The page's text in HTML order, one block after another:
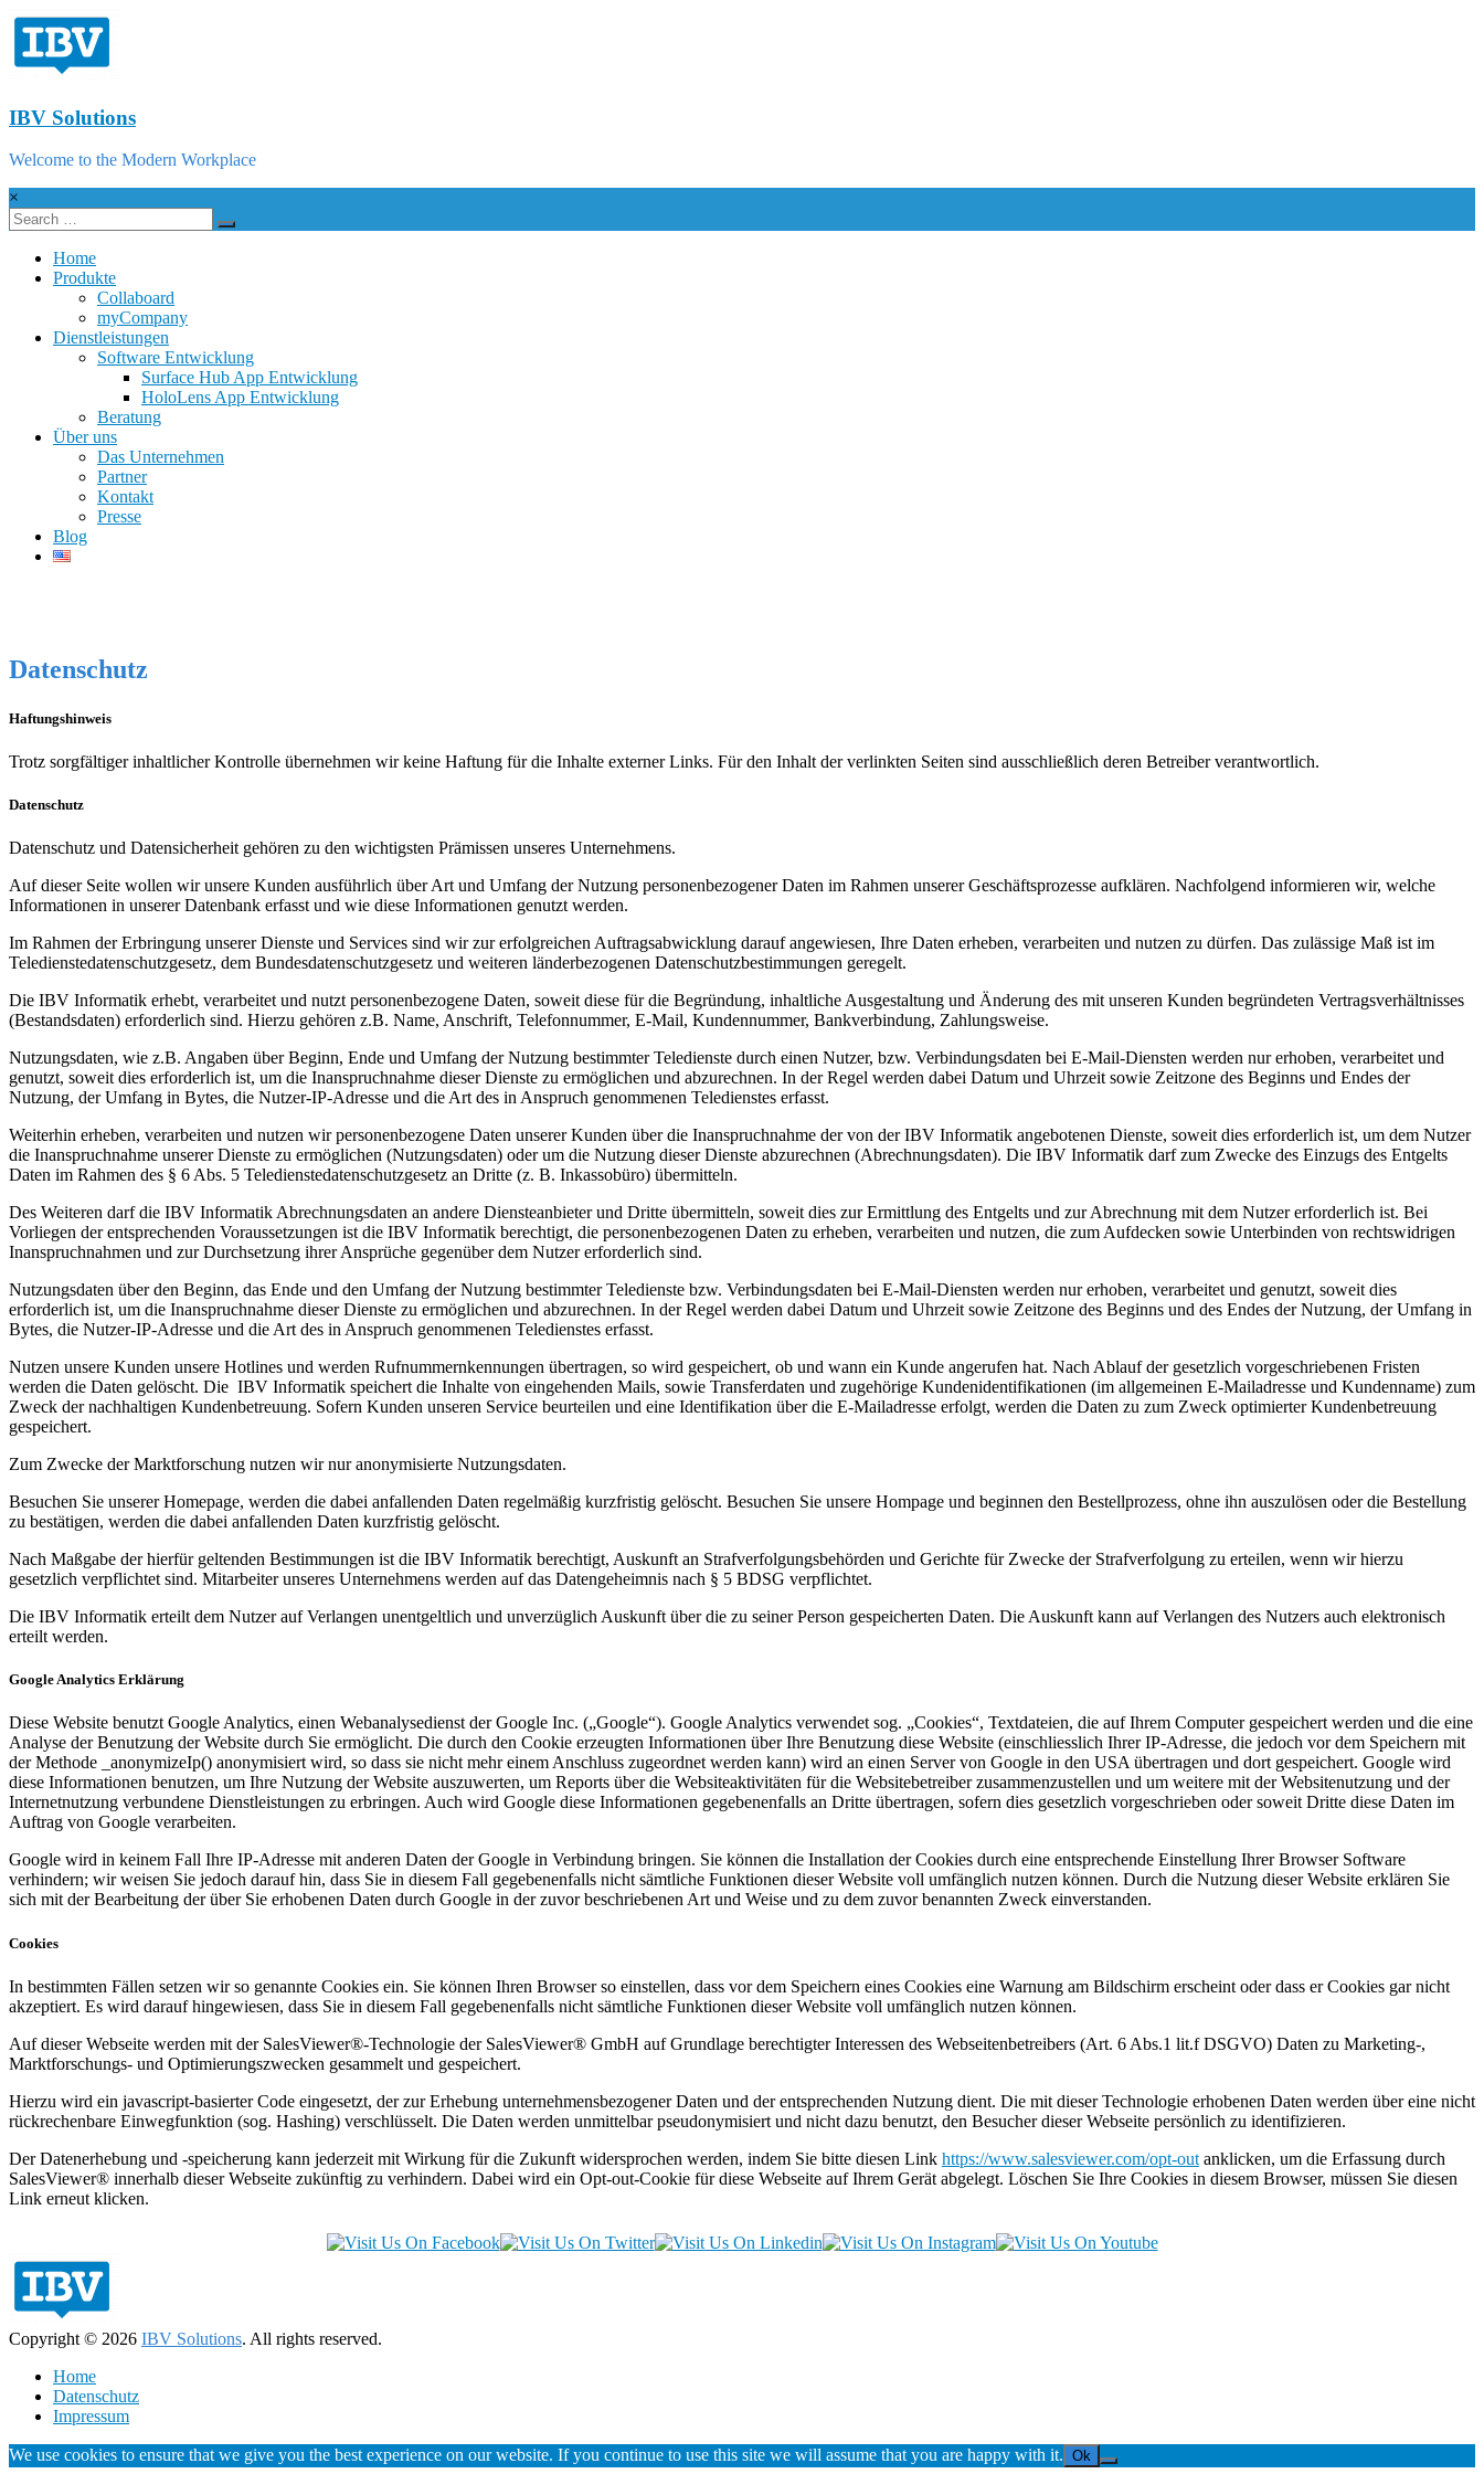
IBV Solutions
Welcome to the Modern Workplace
×
Home
Produkte
Collaboard
myCompany
Dienstleistungen
Software Entwicklung
Surface Hub App Entwicklung
HoloLens App Entwicklung
Beratung
Über uns
Das Unternehmen
Partner
Kontakt
Presse
Blog
Datenschutz
Haftungshinweis
Trotz sorgfältiger inhaltlicher Kontrolle übernehmen wir keine Haftung für die Inhalte externer Links. Für den Inhalt der verlinkten Seiten sind ausschließlich deren Betreiber verantwortlich.
Datenschutz
Datenschutz und Datensicherheit gehören zu den wichtigsten Prämissen unseres Unternehmens.
Auf dieser Seite wollen wir unsere Kunden ausführlich über Art und Umfang der Nutzung personenbezogener Daten im Rahmen unserer Geschäftsprozesse aufklären. Nachfolgend informieren wir, welche
Informationen in unserer Datenbank erfasst und wie diese Informationen genutzt werden.
Im Rahmen der Erbringung unserer Dienste und Services sind wir zur erfolgreichen Auftragsabwicklung darauf angewiesen, Ihre Daten erheben, verarbeiten und nutzen zu dürfen. Das zulässige Maß ist im
Teledienstedatenschutzgesetz, dem Bundesdatenschutzgesetz und weiteren länderbezogenen Datenschutzbestimmungen geregelt.
Die IBV Informatik erhebt, verarbeitet und nutzt personenbezogene Daten, soweit diese für die Begründung, inhaltliche Ausgestaltung und Änderung des mit unseren Kunden begründeten Vertragsverhältnisses
(Bestandsdaten) erforderlich sind. Hierzu gehören z.B. Name, Anschrift, Telefonnummer, E-Mail, Kundennummer, Bankverbindung, Zahlungsweise.
Nutzungsdaten, wie z.B. Angaben über Beginn, Ende und Umfang der Nutzung bestimmter Teledienste durch einen Nutzer, bzw. Verbindungsdaten bei E-Mail-Diensten werden nur erhoben, verarbeitet und
genutzt, soweit dies erforderlich ist, um die Inanspruchnahme dieser Dienste zu ermöglichen und abzurechnen. In der Regel werden dabei Datum und Uhrzeit sowie Zeitzone des Beginns und Endes der
Nutzung, der Umfang in Bytes, die Nutzer-IP-Adresse und die Art des in Anspruch genommenen Teledienstes erfasst.
Weiterhin erheben, verarbeiten und nutzen wir personenbezogene Daten unserer Kunden über die Inanspruchnahme der von der IBV Informatik angebotenen Dienste, soweit dies erforderlich ist, um dem Nutzer
die Inanspruchnahme unserer Dienste zu ermöglichen (Nutzungsdaten) oder um die Nutzung dieser Dienste abzurechnen (Abrechnungsdaten). Die IBV Informatik darf zum Zwecke des Einzugs des Entgelts
Daten im Rahmen des § 6 Abs. 5 Teledienstedatenschutzgesetz an Dritte (z. B. Inkassobüro) übermitteln.
Des Weiteren darf die IBV Informatik Abrechnungsdaten an andere Diensteanbieter und Dritte übermitteln, soweit dies zur Ermittlung des Entgelts und zur Abrechnung mit dem Nutzer erforderlich ist. Bei
Vorliegen der entsprechenden Voraussetzungen ist die IBV Informatik berechtigt, die personenbezogenen Daten zu erheben, verarbeiten und nutzen, die zum Aufdecken sowie Unterbinden von rechtswidrigen
Inanspruchnahmen und zur Durchsetzung ihrer Ansprüche gegenüber dem Nutzer erforderlich sind.
Nutzungsdaten über den Beginn, das Ende und den Umfang der Nutzung bestimmter Teledienste bzw. Verbindungsdaten bei E-Mail-Diensten werden nur erhoben, verarbeitet und genutzt, soweit dies
erforderlich ist, um die Inanspruchnahme dieser Dienste zu ermöglichen und abzurechnen. In der Regel werden dabei Datum und Uhrzeit sowie Zeitzone des Beginns und des Endes der Nutzung, der Umfang in
Bytes, die Nutzer-IP-Adresse und die Art des in Anspruch genommenen Teledienstes erfasst.
Nutzen unsere Kunden unsere Hotlines und werden Rufnummernkennungen übertragen, so wird gespeichert, ob und wann ein Kunde angerufen hat. Nach Ablauf der gesetzlich vorgeschriebenen Fristen
werden die Daten gelöscht. Die IBV Informatik speichert die Inhalte von eingehenden Mails, sowie Transferdaten und zugehörige Kundenidentifikationen (im allgemeinen E-Mailadresse und Kundenname) zum
Zweck der nachhaltigen Kundenbetreuung. Sofern Kunden unseren Service beurteilen und eine Identifikation über die E-Mailadresse erfolgt, werden die Daten zu zum Zweck optimierter Kundenbetreuung
gespeichert.
Zum Zwecke der Marktforschung nutzen wir nur anonymisierte Nutzungsdaten.
Besuchen Sie unserer Homepage, werden die dabei anfallenden Daten regelmäßig kurzfristig gelöscht. Besuchen Sie unsere Hompage und beginnen den Bestellprozess, ohne ihn auszulösen oder die Bestellung
zu bestätigen, werden die dabei anfallenden Daten kurzfristig gelöscht.
Nach Maßgabe der hierfür geltenden Bestimmungen ist die IBV Informatik berechtigt, Auskunft an Strafverfolgungsbehörden und Gerichte für Zwecke der Strafverfolgung zu erteilen, wenn wir hierzu
gesetzlich verpflichtet sind. Mitarbeiter unseres Unternehmens werden auf das Datengeheimnis nach § 5 BDSG verpflichtet.
Die IBV Informatik erteilt dem Nutzer auf Verlangen unentgeltlich und unverzüglich Auskunft über die zu seiner Person gespeicherten Daten. Die Auskunft kann auf Verlangen des Nutzers auch elektronisch
erteilt werden.
Google Analytics Erklärung
Diese Website benutzt Google Analytics, einen Webanalysedienst der Google Inc. („Google“). Google Analytics verwendet sog. „Cookies“, Textdateien, die auf Ihrem Computer gespeichert werden und die eine
Analyse der Benutzung der Website durch Sie ermöglicht. Die durch den Cookie erzeugten Informationen über Ihre Benutzung diese Website (einschliesslich Ihrer IP-Adresse, die jedoch vor dem Speichern mit
der Methode _anonymizeIp() anonymisiert wird, so dass sie nicht mehr einem Anschluss zugeordnet werden kann) wird an einen Server von Google in den USA übertragen und dort gespeichert. Google wird
diese Informationen benutzen, um Ihre Nutzung der Website auszuwerten, um Reports über die Websiteaktivitäten für die Websitebetreiber zusammenzustellen und um weitere mit der Websitenutzung und der
Internetnutzung verbundene Dienstleistungen zu erbringen. Auch wird Google diese Informationen gegebenenfalls an Dritte übertragen, sofern dies gesetzlich vorgeschrieben oder soweit Dritte diese Daten im
Auftrag von Google verarbeiten.
Google wird in keinem Fall Ihre IP-Adresse mit anderen Daten der Google in Verbindung bringen. Sie können die Installation der Cookies durch eine entsprechende Einstellung Ihrer Browser Software
verhindern; wir weisen Sie jedoch darauf hin, dass Sie in diesem Fall gegebenenfalls nicht sämtliche Funktionen dieser Website voll umfänglich nutzen können. Durch die Nutzung dieser Website erklären Sie
sich mit der Bearbeitung der über Sie erhobenen Daten durch Google in der zuvor beschriebenen Art und Weise und zu dem zuvor benannten Zweck einverstanden.
Cookies
In bestimmten Fällen setzen wir so genannte Cookies ein. Sie können Ihren Browser so einstellen, dass vor dem Speichern eines Cookies eine Warnung am Bildschirm erscheint oder dass er Cookies gar nicht
akzeptiert. Es wird darauf hingewiesen, dass Sie in diesem Fall gegebenenfalls nicht sämtliche Funktionen dieser Website voll umfänglich nutzen können.
Auf dieser Webseite werden mit der SalesViewer®-Technologie der SalesViewer® GmbH auf Grundlage berechtigter Interessen des Webseitenbetreibers (Art. 6 Abs.1 lit.f DSGVO) Daten zu Marketing-,
Marktforschungs- und Optimierungszwecken gesammelt und gespeichert.
Hierzu wird ein javascript-basierter Code eingesetzt, der zur Erhebung unternehmensbezogener Daten und der entsprechenden Nutzung dient. Die mit dieser Technologie erhobenen Daten werden über eine nicht
rückrechenbare Einwegfunktion (sog. Hashing) verschlüsselt. Die Daten werden unmittelbar pseudonymisiert und nicht dazu benutzt, den Besucher dieser Webseite persönlich zu identifizieren.
Der Datenerhebung und -speicherung kann jederzeit mit Wirkung für die Zukunft widersprochen werden, indem Sie bitte diesen Link https://www.salesviewer.com/opt-out anklicken, um die Erfassung durch
SalesViewer® innerhalb dieser Webseite zukünftig zu verhindern. Dabei wird ein Opt-out-Cookie für diese Webseite auf Ihrem Gerät abgelegt. Löschen Sie Ihre Cookies in diesem Browser, müssen Sie diesen
Link erneut klicken.
Copyright © 2026 IBV Solutions. All rights reserved.
Home
Datenschutz
Impressum
We use cookies to ensure that we give you the best experience on our website. If you continue to use this site we will assume that you are happy with it. Ok